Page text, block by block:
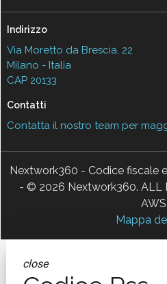
Indirizzo
Via Moretto da Brescia, 22
Milano - Italia
CAP 20133
Contatti
Contatta il nostro team per
Nextwork360 - Codice fiscale
- © 2026 Nextwork360. ALL
AWS
Mappa
close